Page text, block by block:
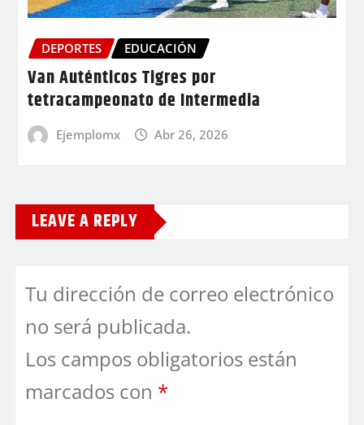
DEPORTES EDUCACIÓN
Van Auténticos Tigres por
tetracampeonato de Intermedia
Ejemplomx Abr 26, 2026
LEAVE A REPLY
Tu dirección de correo electrónico
no será publicada.
Los campos obligatorios están
marcados con *